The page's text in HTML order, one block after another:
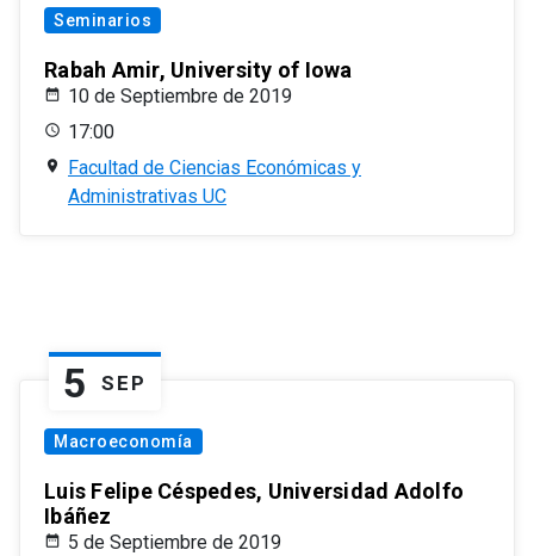
Seminarios
Rabah Amir, University of Iowa
10 de Septiembre de 2019
17:00
Facultad de Ciencias Económicas y
Administrativas UC
5 SEP
Macroeconomía
Luis Felipe Céspedes, Universidad Adolfo
Ibáñez
5 de Septiembre de 2019